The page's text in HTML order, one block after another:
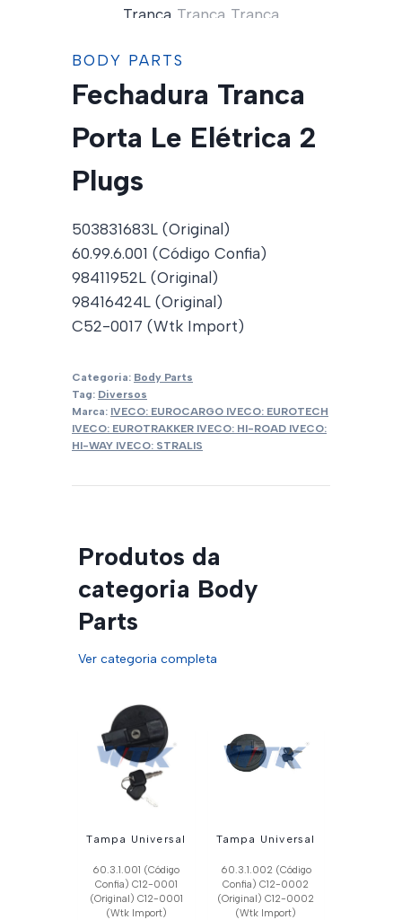
BODY PARTS
Fechadura Tranca
Porta Le Elétrica 2
Plugs
503831683L (Original)
60.99.6.001 (Código Confia)
98411952L (Original)
98416424L (Original)
C52-0017 (Wtk Import)
Categoria: Body Parts
Tag: Diversos
Marca: IVECO: EUROCARGO IVECO: EUROTECH
IVECO: EUROTRAKKER IVECO: HI-ROAD IVECO:
HI-WAY IVECO: STRALIS
Produtos da
categoria Body
Parts
Ver categoria completa
Tampa Universal
60.3.1.001 (Código
Confia) C12-0001
(Original) C12-0001
(Wtk Import)
Tampa Universal
60.3.1.002 (Código
Confia) C12-0002
(Original) C12-0002
(Wtk Import)